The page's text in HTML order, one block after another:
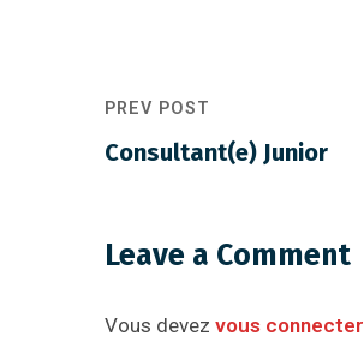
PREV POST
Consultant(e) Junior
Leave a Comment
Vous devez vous connecter